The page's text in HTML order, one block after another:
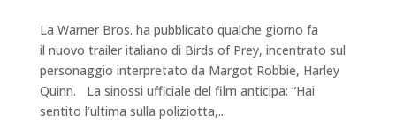
La Warner Bros. ha pubblicato qualche giorno fa
il nuovo trailer italiano di Birds of Prey, incentrato sul
personaggio interpretato da Margot Robbie, Harley
Quinn. La sinossi ufficiale del film anticipa: “Hai
sentito l’ultima sulla poliziotta,...